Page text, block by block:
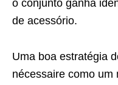
o conjunto ganha
de acessório.
Uma boa estratégia
nécessaire como um